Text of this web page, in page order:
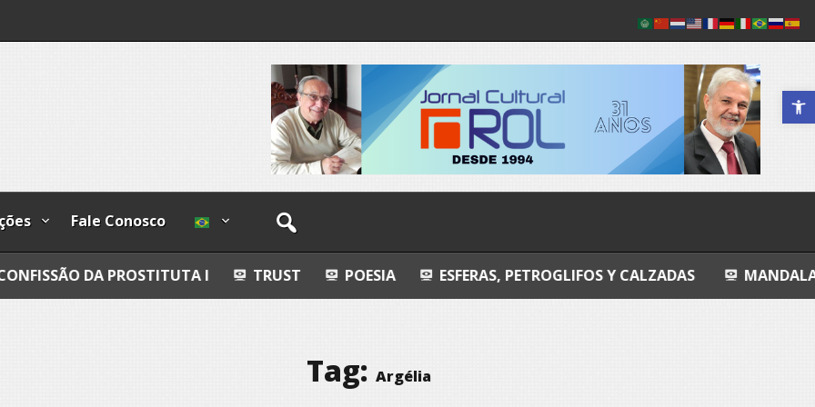
Abrir a
Fale Conosco
I TRUST POESIA ESFERAS, PETROGLIFOS Y CALZADAS MANDALA
Tag: Argélia